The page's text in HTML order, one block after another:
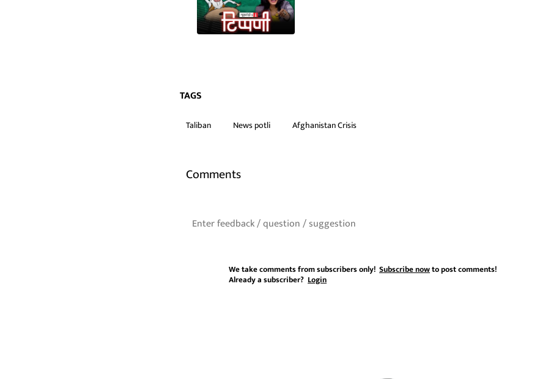
TAGS
Taliban News potli Afghanistan Crisis
Comments
We take comments from subscribers only! Subscribe nowto post comments!
Already a subscriber? Login